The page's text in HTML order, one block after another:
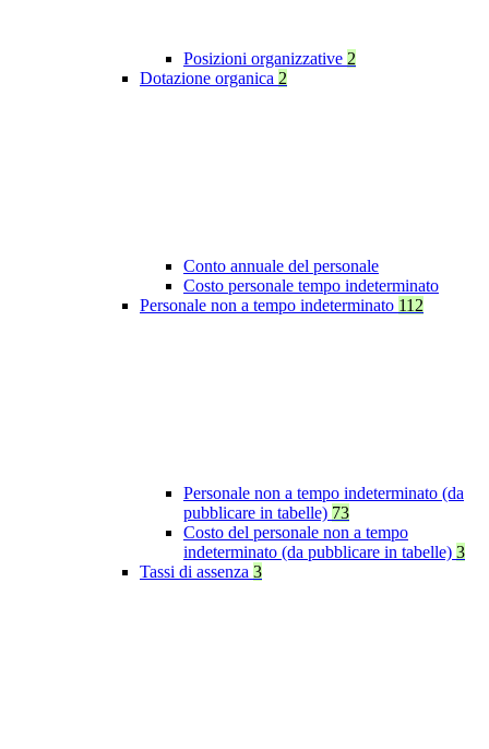
Posizioni organizzative 2
Dotazione organica 2
Conto annuale del personale
Costo personale tempo indeterminato
Personale non a tempo indeterminato 112
Personale non a tempo indeterminato (da
pubblicare in tabelle) 73
Costo del personale non a tempo
indeterminato (da pubblicare in tabelle) 3
Tassi di assenza 3